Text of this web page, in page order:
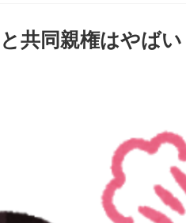
共同親権はやばい